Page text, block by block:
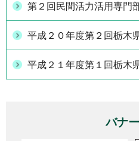
第２回民間活力活用専門
平成２０年度第２回栃木
平成２１年度第１回栃木
バナ